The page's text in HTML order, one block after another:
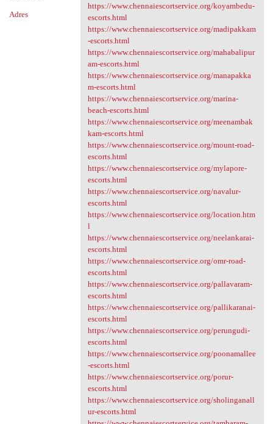
Adres
https://www.chennaiescortservice.org/koyambedu-
escorts.html
https://www.chennaiescortservice.org/madipakkam
-escorts.html
https://www.chennaiescortservice.org/mahabalipur
am-escorts.html
https://www.chennaiescortservice.org/manapakka
m-escorts.html
https://www.chennaiescortservice.org/marina-
beach-escorts.html
https://www.chennaiescortservice.org/meenambak
kam-escorts.html
https://www.chennaiescortservice.org/mount-road-
escorts.html
https://www.chennaiescortservice.org/mylapore-
escorts.html
https://www.chennaiescortservice.org/navalur-
escorts.html
https://www.chennaiescortservice.org/location.htm
l
https://www.chennaiescortservice.org/neelankarai-
escorts.html
https://www.chennaiescortservice.org/omr-road-
escorts.html
https://www.chennaiescortservice.org/pallavaram-
escorts.html
https://www.chennaiescortservice.org/pallikaranai-
escorts.html
https://www.chennaiescortservice.org/perungudi-
escorts.html
https://www.chennaiescortservice.org/poonamallee
-escorts.html
https://www.chennaiescortservice.org/porur-
escorts.html
https://www.chennaiescortservice.org/sholinganall
ur-escorts.html